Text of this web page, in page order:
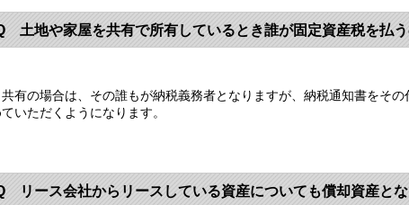
土地や家屋を共有で所有しているとき誰が固定資産税を払う
の場合は、その誰もが納税義務者となりますが、納税通知書をその
いただくようになります。
リース会社からリースしている資産についても償却資産とな